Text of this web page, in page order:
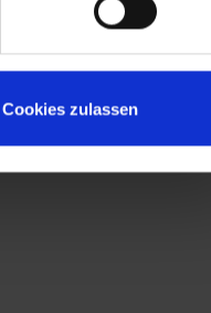
Cookies zulassen
Sprachprüfungen nach
Referenzrahmen
Sprachprüfungen B1,
DSH